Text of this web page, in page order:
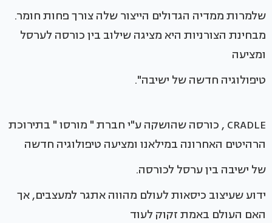
שלמרות ממדיה הגדולים הייצור שלה צורך פחות חומר.
מבחינת הצורניות היא מציגה שילוב בין כורסה לערסל
ומציעה
טיפולוגיה חדשה של ישיבה".
CRADLE , כורסה שהושקה ע"י חברת " מורסו " בתירוכת
הרהיטים האחרונה במילאנו ומציעה טיפולוגיה חדשה
של ישיבה בין ערסל לכורסה.
ידוע שעיצוב כיסאות לעולם מהווה אתגר למעצבים, אך
האם העולם באמת זקוק לעוד